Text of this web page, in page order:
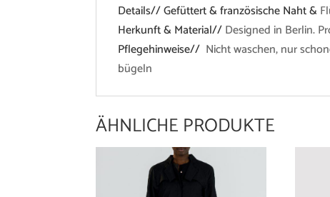
Details// Gefüttert & französische Naht &
Herkunft & Material//Designed in Berlin.
Pflegehinweise// Nicht waschen, nur
bügeln
ÄHNLICHE PRODUKTE